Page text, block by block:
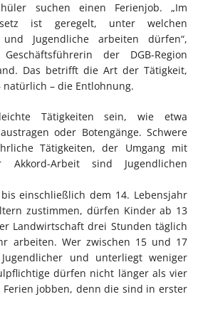
suchen einen Ferienjob. „Im
ist geregelt, unter welchen
Jugendliche arbeiten dürfen“,
der DGB-Region
Das betrifft die Art der Tätigkeit,
– die Entlohnung.
Tätigkeiten sein, wie etwa
oder Botengänge. Schwere
Tätigkeiten, der Umgang mit
Akkord-Arbeit sind Jugendlichen
einschließlich dem 14. Lebensjahr
zustimmen, dürfen Kinder ab 13
Landwirtschaft drei Stunden täglich
arbeiten. Wer zwischen 15 und 17
und unterliegt weniger
dürfen nicht länger als vier
Ferien jobben, denn die sind in erster